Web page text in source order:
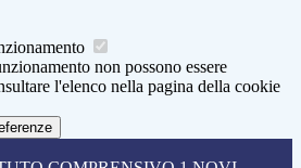
non possono essere
l'elenco nella pagina della cookie